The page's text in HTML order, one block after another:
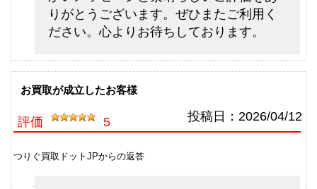
turi20260502 （2026/05/31迄）
シマノ フライロッド フリースト
ーン LD-S 9025 未使用
釣具買取クーポン g-
turi20260503（2026/05/31迄）
15,000円
2026/05/02
シマノ フライロッド リーストー
ン LD-S 9028 ＃8 9’2” 未使用
turi20260504 （2026/05/31迄）
13,500円
2026/05/02
りがとうございます。ぜひまたご利用く
ださい。心よりお待ちしております。
お買取が成立したお客様
評価 5 投稿日： 2026/04/12
つりぐ買取ドットJPからの返答